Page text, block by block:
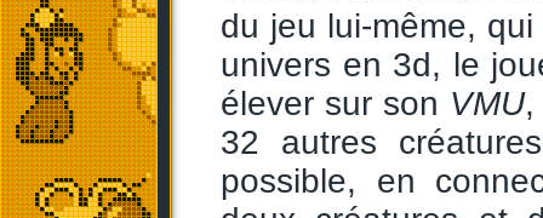
du jeu lui-même,
univers en 3d, le
élever sur son VMU,
32 autres
possible, en